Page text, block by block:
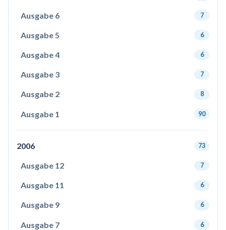
Ausgabe 6 7
Ausgabe 5 6
Ausgabe 4 6
Ausgabe 3 7
Ausgabe 2 8
Ausgabe 1 90
2006 73
Ausgabe 12 7
Ausgabe 11 6
Ausgabe 9 6
Ausgabe 7 6